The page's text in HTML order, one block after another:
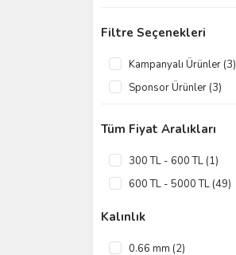
Filtre Seçenekleri
Kampanyalı Ürünler (3)
Sponsor Ürünler (3)
Tüm Fiyat Aralıkları
300 TL - 600 TL (1)
600 TL - 5000 TL (49)
Kalınlık
0.66 mm (2)